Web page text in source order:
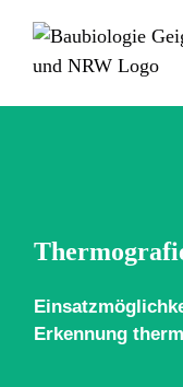
content
Erkennung